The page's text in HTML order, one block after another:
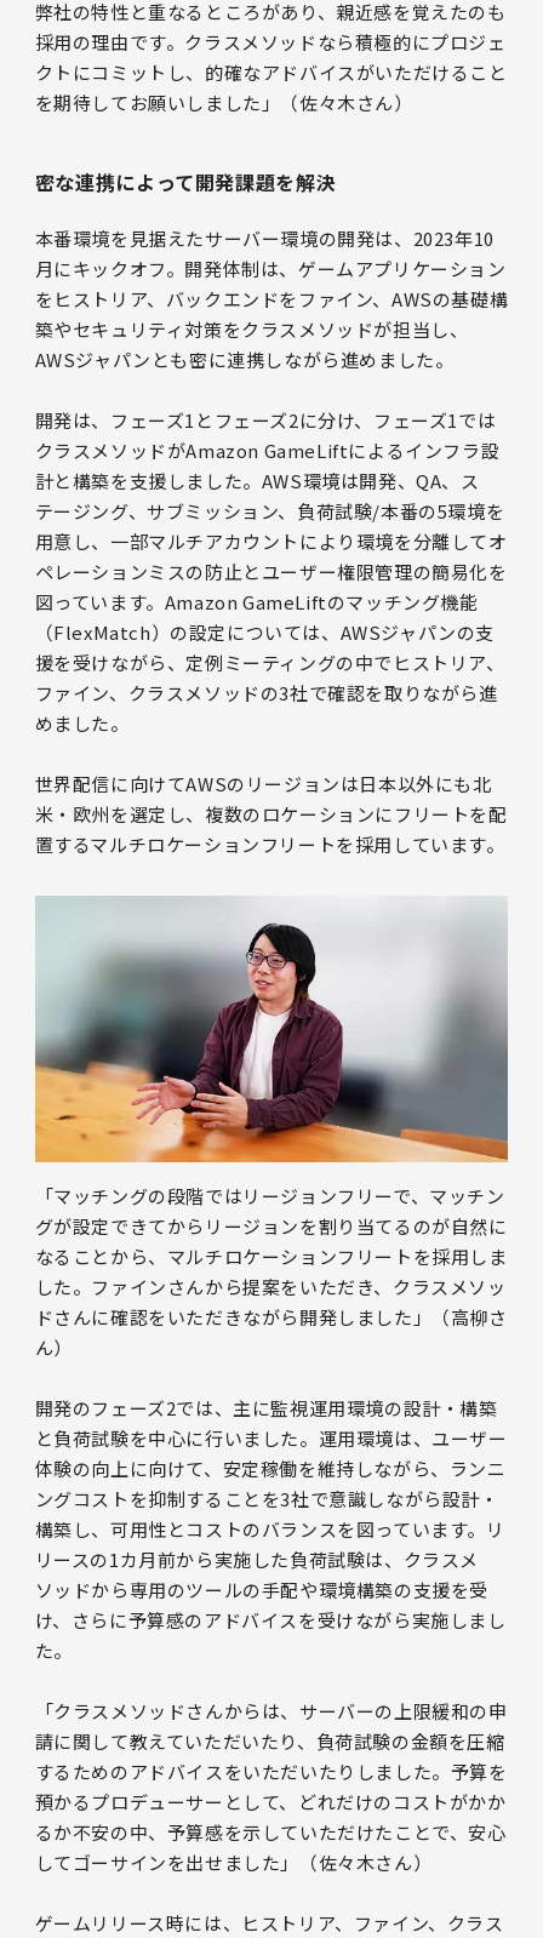
弊社の特性と重なるところがあり、親近感を覚えたのも
採用の理由です。クラスメソッドなら積極的にプロジェ
クトにコミットし、的確なアドバイスがいただけること
を期待してお願いしました」（佐々木さん）
密な連携によって開発課題を解決
本番環境を見据えたサーバー環境の開発は、2023年10
月にキックオフ。開発体制は、ゲームアプリケーション
をヒストリア、バックエンドをファイン、AWSの基礎構
築やセキュリティ対策をクラスメソッドが担当し、
AWSジャパンとも密に連携しながら進めました。
開発は、フェーズ1とフェーズ2に分け、フェーズ1では
クラスメソッドがAmazon GameLiftによるインフラ設
計と構築を支援しました。AWS環境は開発、QA、ス
テージング、サブミッション、負荷試験/本番の5環境を
用意し、一部マルチアカウントにより環境を分離してオ
ペレーションミスの防止とユーザー権限管理の簡易化を
図っています。Amazon GameLiftのマッチング機能
（FlexMatch）の設定については、AWSジャパンの支
援を受けながら、定例ミーティングの中でヒストリア、
ファイン、クラスメソッドの3社で確認を取りながら進
めました。
世界配信に向けてAWSのリージョンは日本以外にも北
米・欧州を選定し、複数のロケーションにフリートを配
置するマルチロケーションフリートを採用しています。
「マッチングの段階ではリージョンフリーで、マッチン
グが設定できてからリージョンを割り当てるのが自然に
なることから、マルチロケーションフリートを採用しま
した。ファインさんから提案をいただき、クラスメソッ
ドさんに確認をいただきながら開発しました」（高柳さ
ん）
開発のフェーズ2では、主に監視運用環境の設計・構築
と負荷試験を中心に行いました。運用環境は、ユーザー
体験の向上に向けて、安定稼働を維持しながら、ランニ
ングコストを抑制することを3社で意識しながら設計・
構築し、可用性とコストのバランスを図っています。リ
リースの1カ月前から実施した負荷試験は、クラスメ
ソッドから専用のツールの手配や環境構築の支援を受
け、さらに予算感のアドバイスを受けながら実施しまし
た。
「クラスメソッドさんからは、サーバーの上限緩和の申
請に関して教えていただいたり、負荷試験の金額を圧縮
するためのアドバイスをいただいたりしました。予算を
預かるプロデューサーとして、どれだけのコストがかか
るか不安の中、予算感を示していただけたことで、安心
してゴーサインを出せました」（佐々木さん）
ゲームリリース時には、ヒストリア、ファイン、クラス